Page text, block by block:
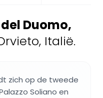
Duomo,
Italië.
zich op de tweede
Soliano en